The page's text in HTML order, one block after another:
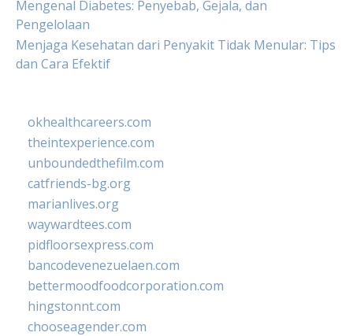
Mengenal Diabetes: Penyebab, Gejala, dan
Pengelolaan
Menjaga Kesehatan dari Penyakit Tidak Menular: Tips
dan Cara Efektif
okhealthcareers.com
theintexperience.com
unboundedthefilm.com
catfriends-bg.org
marianlives.org
waywardtees.com
pidfloorsexpress.com
bancodevenezuelaen.com
bettermoodfoodcorporation.com
hingstonnt.com
chooseagender.com